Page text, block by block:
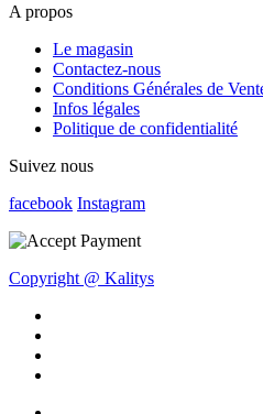
A propos
Le magasin
Contactez-nous
Conditions Générales de
Infos légales
Politique de confidentialité
Suivez nous
facebook Instagram
Copyright @ Kalitys